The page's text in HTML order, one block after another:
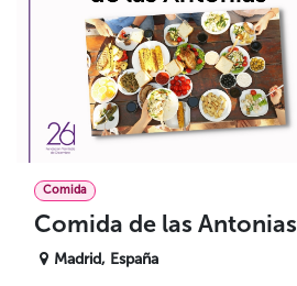
Comida
Comida de las Antonias
Madrid, España